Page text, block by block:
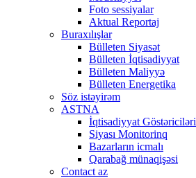
Foto sessiyalar
Aktual Reportaj
Buraxılışlar
Bülleten Siyasət
Bülleten İqtisadiyyat
Bülleten Maliyyə
Bülleten Energetika
Söz istəyirəm
ASTNA
İqtisadiyyat Göstəriciləri
Siyası Monitorinq
Bazarların icmalı
Qarabağ münaqişəsi
Contact az